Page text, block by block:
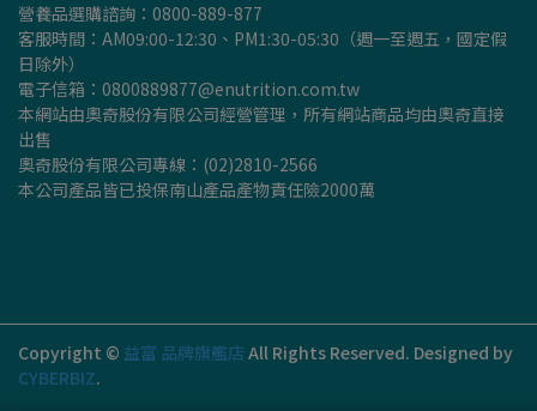
營養品選購諮詢：0800-889-877
客服時間：AM09:00-12:30、PM1:30-05:30（週一至週五，國定假
日除外）
電子信箱：0800889877@enutrition.com.tw
本網站由奧奇股份有限公司經營管理，所有網站商品均由奧奇直接
出售
奧奇股份有限公司專線：(02)2810-2566
本公司產品皆已投保南山產品產物責任險2000萬
Copyright © 益富 品牌旗艦店 All Rights Reserved. Designed by
CYBERBIZ.